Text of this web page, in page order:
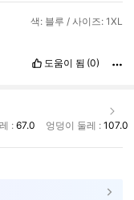
색: 블루 / 사이즈: 1XL
도움이 됨 (0)
: 67.0 엉덩이 둘레 : 107.0